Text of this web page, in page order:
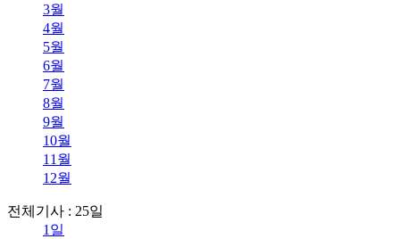
3월
4월
5월
6월
7월
8월
9월
10월
11월
12월
전체기사 : 25일
1일